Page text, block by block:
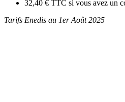
32,40 € TTC si vous avez un
Tarifs Enedis au 1er Août 2025